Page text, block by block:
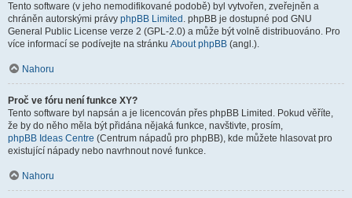
Tento software (v jeho nemodifikované podobě) byl vytvořen, zveřejněn a
chráněn autorskými právy phpBB Limited . phpBB je dostupné pod GNU
General Public License verze 2 (GPL-2.0) a může být volně distribuováno. Pro
více informací se podívejte na stránku About phpBB (angl.).
Nahoru
Proč ve fóru není funkce XY?
Tento software byl napsán a je licencován přes phpBB Limited. Pokud věříte,
že by do něho měla být přidána nějaká funkce, navštivte, prosím,
phpBB Ideas Centre (Centrum nápadů pro phpBB), kde můžete hlasovat pro
existující nápady nebo navrhnout nové funkce.
Nahoru